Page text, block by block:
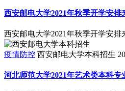
西安邮电大学2021年秋季开学安排
西安邮电大学2021年秋季开学安排
疫情防控 西安邮电大学本科招生
河北师范大学2021年艺术类本科专